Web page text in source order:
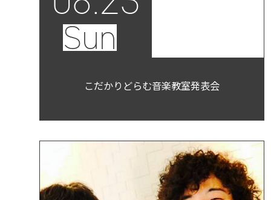
Sun
こだかりどらむ音楽教室発表会